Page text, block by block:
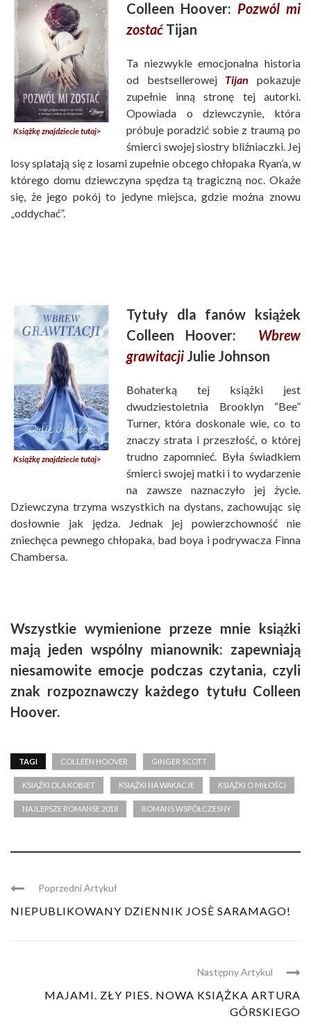
Książkę znajdziecie tutaj>
Colleen Hoover: Pozwól mi
zostać Tijan
Ta niezwykle emocjonalna historia
od bestsellerowej Tijan pokazuje
zupełnie inną stronę tej autorki.
Opowiada o dziewczynie, która
próbuje poradzić sobie z traumą po
śmierci swojej siostry bliźniaczki. Jej
losy splatają się z losami zupełnie obcego chłopaka Ryan’a, w
którego domu dziewczyna spędza tą tragiczną noc. Okaże
się, że jego pokój to jedyne miejsca, gdzie można znowu
„oddychać”.
Książkę znajdziecie tutaj>
Tytuły dla fanów książek
Colleen Hoover: Wbrew
grawitacji Julie Johnson
Bohaterką tej książki jest
dwudziestoletnia Brooklyn “Bee”
Turner, która doskonale wie, co to
znaczy strata i przeszłość, o której
trudno zapomnieć. Była świadkiem
śmierci swojej matki i to wydarzenie
na zawsze naznaczyło jej życie.
Dziewczyna trzyma wszystkich na dystans, zachowując się
dosłownie jak jędza. Jednak jej powierzchowność nie
zniechęca pewnego chłopaka, bad boya i podrywacza Finna
Chambersa.
Wszystkie wymienione przeze mnie książki
mają jeden wspólny mianownik: zapewniają
niesamowite emocje podczas czytania, czyli
znak rozpoznawczy każdego tytułu Colleen
Hoover.
TAGI COLLEEN HOOVER GINGER SCOTT
KSIĄŻKI DLA KOBIET KSIĄŻKI NA WAKACJE KSIĄŻKI O MIŁOŚCI
NAJLEPSZE ROMANSE 2018 ROMANS WSPÓŁCZESNY
Poprzedni Artykuł
NIEPUBLIKOWANY DZIENNIK JOSÈ SARAMAGO!
Następny Artykul
MAJAMI. ZŁY PIES. NOWA KSIĄŻKA ARTURA
GÓRSKIEGO